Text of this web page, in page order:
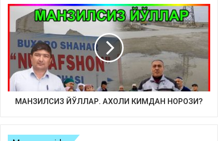
МАНЗИЛСИЗ ЙЎЛЛАР. АХОЛИ КИМДАН НОРОЗИ?